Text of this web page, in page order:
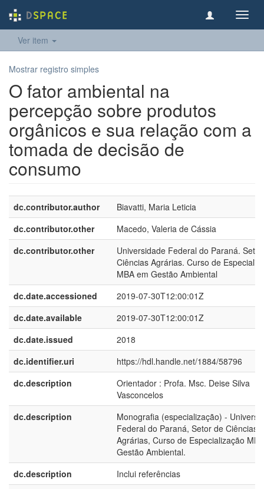
Ver item
Mostrar registro simples
O fator ambiental na
percepção sobre produtos
orgânicos e sua relação com a
tomada de decisão de
consumo
dc.contributor.author
Biavatti, Maria Leticia
dc.contributor.other
Macedo, Valeria de Cássia
dc.contributor.other
Universidade Federal do Paraná.
Ciências Agrárias. Curso de
MBA em Gestão Ambiental
dc.date.accessioned
2019-07-30T12:00:01Z
dc.date.available
2019-07-30T12:00:01Z
dc.date.issued
2018
dc.identifier.uri
https://hdl.handle.net/1884/58796
dc.description
Orientador : Profa. Msc. Deise Silva
Vasconcelos
dc.description
Monografia (especialização) -
Federal do Paraná, Setor de Ciências
Agrárias, Curso de Especialização
Gestão Ambiental.
dc.description
Inclui referências